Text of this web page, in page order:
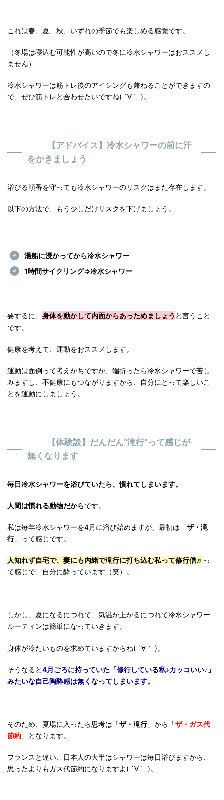
これは春、夏、秋、いずれの季節でも楽しめる感覚です。
（冬場は寝込む可能性が高いので冬に冷水シャワーはおススメし
ません）
冷水シャワーは筋トレ後のアイシングも兼ねることができますの
で、ぜひ筋トレと合わせたいですね( ´∀｀ )。
【アドバイス】冷水シャワーの前に汗
をかきましょう
浴びる順番を守っても冷水シャワーのリスクはまだ存在します。
以下の方法で、もう少しだけリスクを下げましょう。
湯船に浸かってから冷水シャワー
1時間サイクリング⇒冷水シャワー
要するに、 身体を動かして内面からあっためましょう と言うこと
です。
健康を考えて、運動をおススメします。
運動は面倒って考えがちですが、端折ったら冷水シャワーで苦し
みますし、不健康にもつながりますから、自分にとって楽しいこ
とを運動にしましょう。
【体験談】だんだん”滝行”って感じが
無くなります
毎日冷水シャワーを浴びていたら、慣れてしまいます。
人間は慣れる動物だからです。
私は毎年冷水シャワーを4月に浴び始めますが、最初は「ザ・滝
行」って感じです。
人知れず自宅で、妻にも内緒で滝行に打ち込む私って修行僧♬ っ
て感じで、自分に酔っています（笑）。
しかし、夏になるにつれて、気温が上がるにつれて冷水シャワー
ルーティンは簡単になっていきます。
身体が冷たいものを求めていますからね( ´∀｀ )。
そうなると4月ごろに持っていた「修行している私♪カッコいい♪」
みたいな自己陶酔感は無くなってしまいます。
そのため、夏場に入ったら思考は「ザ・滝行」から「ザ・ガス代
節約 」となります。
フランスと違い、日本人の大半はシャワーは毎日浴びますから、
思ったよりもガス代節約になりますよ( ´∀｀ )。